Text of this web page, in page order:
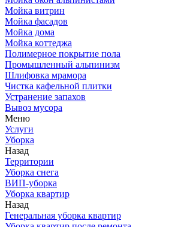
Мойка витрин
Мойка фасадов
Мойка дома
Мойка коттеджа
Полимерное покрытие пола
Промышленный альпинизм
Шлифовка мрамора
Чистка кафельной плитки
Устранение запахов
Вывоз мусора
Меню
Услуги
Уборка
Назад
Территории
Уборка снега
ВИП-уборка
Уборка квартир
Назад
Генеральная уборка квартир